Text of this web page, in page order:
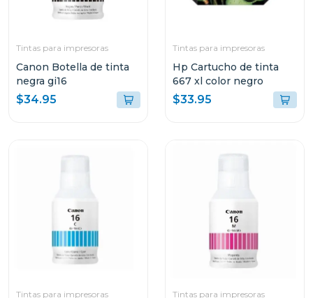
Tintas para impresoras
Canon Botella de tinta
negra gi16
$34.95
Tintas para impresoras
Hp Cartucho de tinta
667 xl color negro
$33.95
Tintas para impresoras Tintas para impresoras